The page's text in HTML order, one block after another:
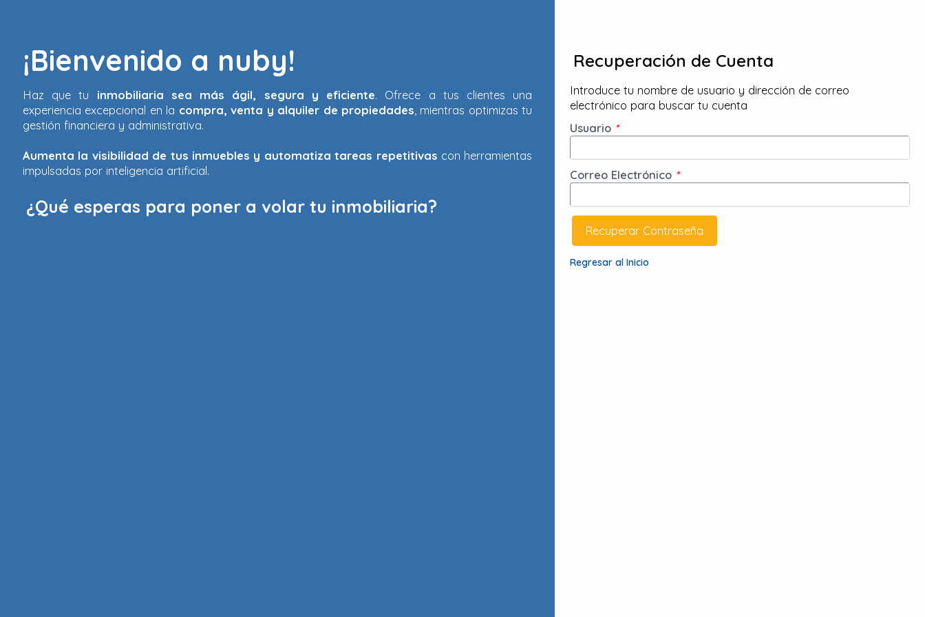
¡Bienvenido a nuby!
Haz que tu inmobiliaria sea más ágil, segura y eficiente. Ofrece a tus clientes una
experiencia excepcional en la compra, venta y alquiler de propiedades , mientras optimizas tu
gestión financiera y administrativa.
Aumenta la visibilidad de tus inmuebles y automatiza tareas repetitivas con herramientas
impulsadas por inteligencia artificial.
¿Qué esperas para poner a volar tu inmobiliaria?
Recuperación de Cuenta
Introduce tu nombre de usuario y dirección de correo
electrónico para buscar tu cuenta
Usuario *
Correo Electrónico *
Regresar al Inicio